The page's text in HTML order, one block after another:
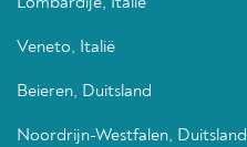
Lombardije, Italië
Veneto, Italië
Beieren, Duitsland
Noordrijn-Westfalen, Duitsland